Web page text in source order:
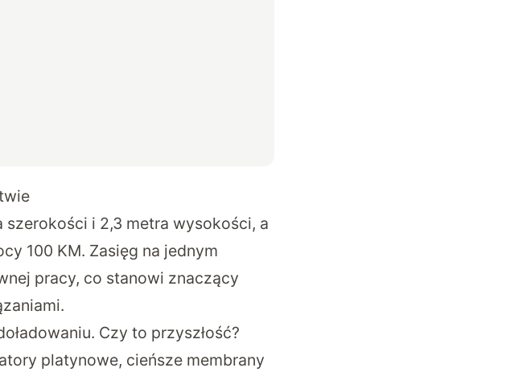
szerokości i 2,3 metra wysokości, a
100 KM. Zasięg na jednym
pracy, co stanowi znaczący
Czy to przyszłość?
platynowe, cieńsze membrany